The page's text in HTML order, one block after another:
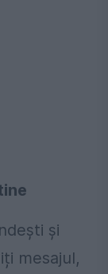
și
mesajul,